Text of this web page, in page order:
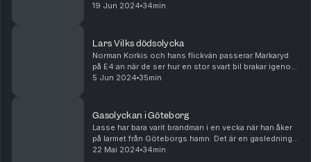
ungefär 1000 meter upp, när båda motorerna slutar
19 Jun 2024 34min
Lars Vilks dödsolycka
Norman Korkis och hans flickvän passerar Markaryd
på E4:an när de ser hur en stor svart bil brakar igenom
vajerräcket från det motsatta körfältet och kommer
5 Jun 2024 35min
Gasolyckan i Göteborg
Lasse har bara varit brandman i en vecka när han åker
på larmet från Göteborgs hamn. Det är en gasledning
som läcker. Han är tidigt på plats och inser snart att
22 Mai 2024 34min